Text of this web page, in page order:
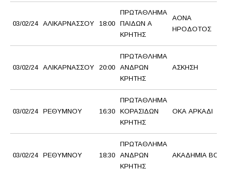
03/02/24 ΑΛΙΚΑΡΝΑΣΣΟΥ 18:00
ΠΡΩΤΑΘΛΗΜΑ
ΠΑΙΔΩΝ Α
ΚΡΗΤΗΣ
ΑΟΝΑ
ΗΡΟΔΟΤΟΣ
03/02/24 ΑΛΙΚΑΡΝΑΣΣΟΥ 20:00
ΠΡΩΤΑΘΛΗΜΑ
ΑΝΔΡΩΝ
ΚΡΗΤΗΣ
ΑΣΚΗΣΗ
03/02/24 ΡΕΘΥΜΝΟΥ 16:30
ΠΡΩΤΑΘΛΗΜΑ
ΚΟΡΑΣΙΔΩΝ
ΚΡΗΤΗΣ
ΟΚΑ ΑΡΚΑΔΙ
03/02/24 ΡΕΘΥΜΝΟΥ 18:30
ΠΡΩΤΑΘΛΗΜΑ
ΑΝΔΡΩΝ
ΚΡΗΤΗΣ
ΑΚΑΔΗΜΙΑ BC